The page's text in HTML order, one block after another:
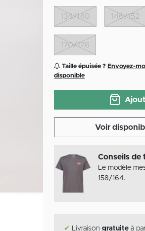
134/140 146/152
170/176
Taille épuisée ? Envoyez-
disponible
Voir
Conseils de
Le modèle
158/164.
✔ Livraisongratuite à